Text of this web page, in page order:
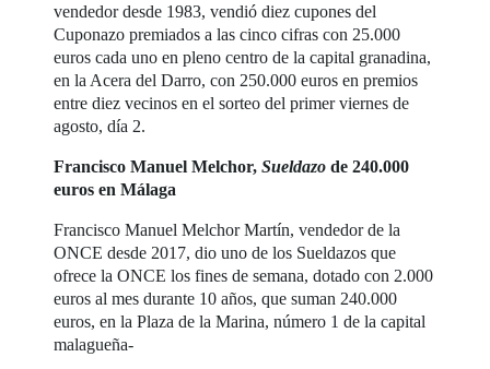
vendedor desde 1983, vendió diez cupones del
Cuponazo premiados a las cinco cifras con 25.000
euros cada uno en pleno centro de la capital granadina,
en la Acera del Darro, con 250.000 euros en premios
entre diez vecinos en el sorteo del primer viernes de
agosto, día 2.
Francisco Manuel Melchor,Sueldazo de 240.000
euros en Málaga
Francisco Manuel Melchor Martín, vendedor de la
ONCE desde 2017, dio uno de los Sueldazos que
ofrece la ONCE los fines de semana, dotado con 2.000
euros al mes durante 10 años, que suman 240.000
euros, en la Plaza de la Marina, número 1 de la capital
malagueña-